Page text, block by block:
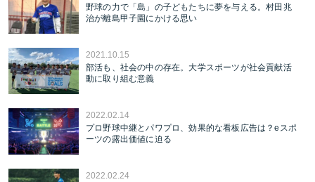
野球の力で「島」の子どもたちに夢を与える。村田兆
治が離島甲子園にかける思い
2021.10.15
部活も、社会の中の存在。大学スポーツが社会貢献活
動に取り組む意義
2022.02.14
プロ野球中継とパワプロ、効果的な看板広告は？eスポ
ーツの露出価値に迫る
2022.02.24